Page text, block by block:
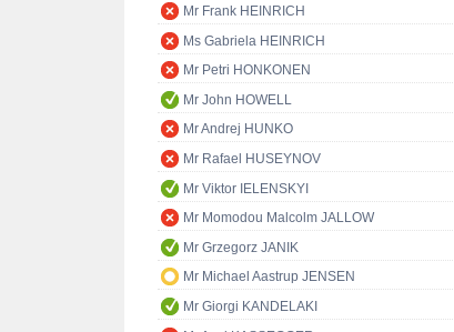
Mr Frank HEINRICH
Ms Gabriela HEINRICH
Mr Petri HONKONEN
Mr John HOWELL
Mr Andrej HUNKO
Mr Rafael HUSEYNOV
Mr Viktor IELENSKYI
Mr Momodou Malcolm JALLOW
Mr Grzegorz JANIK
Mr Michael Aastrup JENSEN
Mr Giorgi KANDELAKI